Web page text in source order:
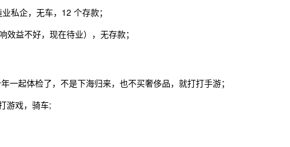
私企，无车，12 个存款；
益不好，现在待业），无存款；
一起体检了，不是下海归来，也不买奢侈品，就打打手游；
游戏，骑车;